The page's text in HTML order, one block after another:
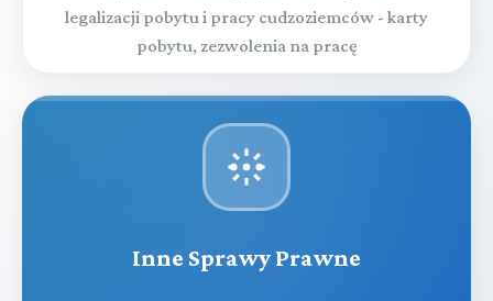
legalizacji pobytu i pracy cudzoziemców - karty
pobytu, zezwolenia na pracę
Inne Sprawy Prawne